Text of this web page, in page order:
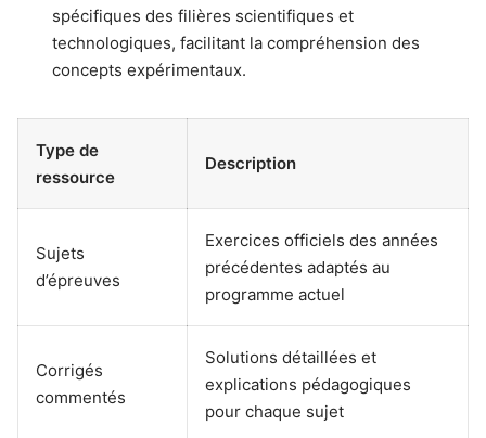
spécifiques des filières scientifiques et
technologiques, facilitant la compréhension des
concepts expérimentaux.
Type de
ressource
Description
Sujets
d’épreuves
Exercices officiels des années
précédentes adaptés au
programme actuel
Corrigés
commentés
Solutions détaillées et
explications pédagogiques
pour chaque sujet